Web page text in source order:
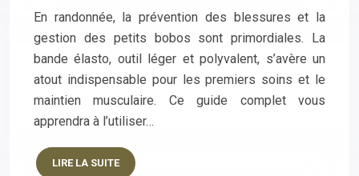
En randonnée, la prévention des blessures et la
gestion des petits bobos sont primordiales. La
bande élasto, outil léger et polyvalent, s’avère un
atout indispensable pour les premiers soins et le
maintien musculaire. Ce guide complet vous
apprendra à l’utiliser…
LIRE LA SUITE